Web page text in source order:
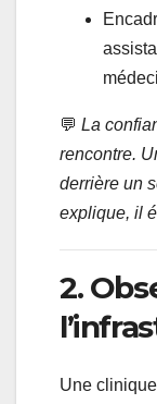
💬 La
rencontre.
derrière un
explique, il
2.
Une